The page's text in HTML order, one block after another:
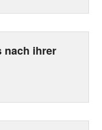
nach ihrer